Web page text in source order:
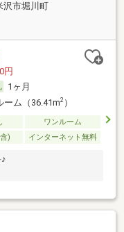
沢市堀川町
円
1ヶ月
ーム（36.41m2）
ワンルーム
) インターネット無料